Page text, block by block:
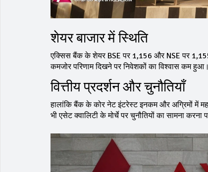
शेयर बाजार में स्थिति
एक्सिस बैंक के शेयर BSE पर ₹1,156 और NSE पर
कमजोर परिणाम दिखने पर निवेशकों का विश्वास कम हुआ।
वित्तीय प्रदर्शन और चुनौतियाँ
हालांकि बैंक के कोर नेट इंटरेस्ट इनकम और अग्रिमों में
भी एसेट क्वालिटी के मोर्चे पर चुनौतियों का सामना करना